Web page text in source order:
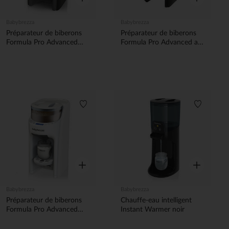
Préparateur de biberons
Formula Pro Advanced
Préparateur de biberons
Formula Pro Advanced all
Aperçu rapide
Préparateur de biberons
Formula Pro Advanced
Aperçu
Chauffe-eau intelligent
Instant Warmer noir